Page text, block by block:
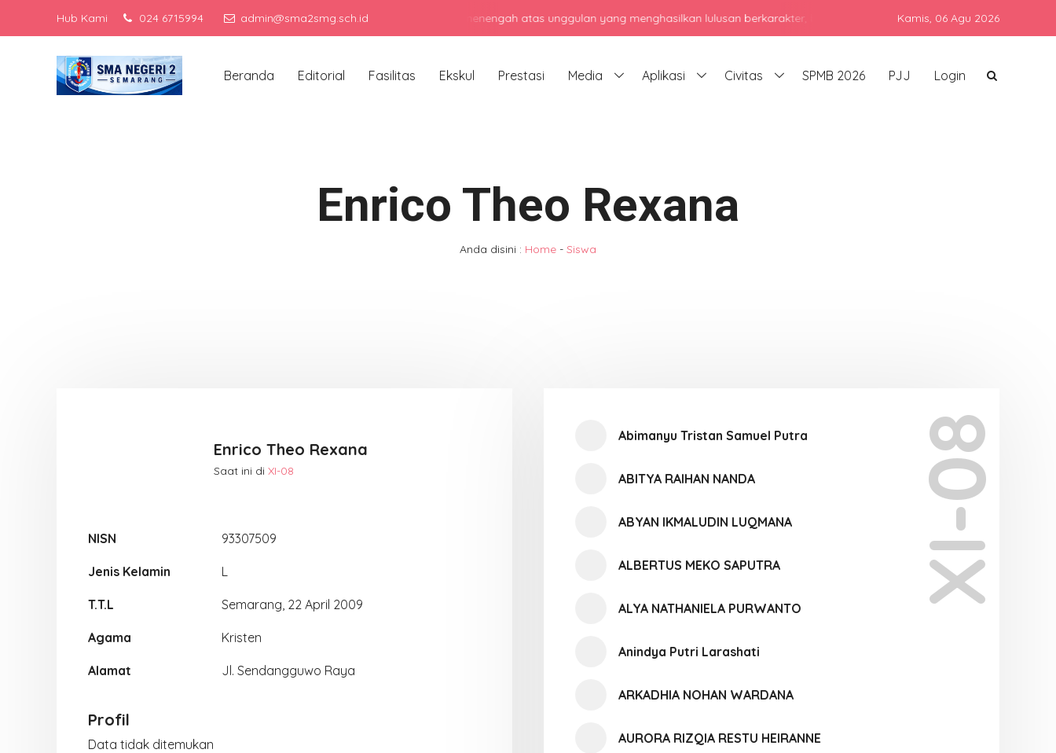
Hub Kami 024 6715994 admin@sma2smg.sch.idMenjadi sekolah menengah atas unggulan yang menghasilkan lulusan berkarakter, berprestasi, dan siap bersaing di era global
Kamis, 06 Agu 2026
Beranda Editorial Fasilitas Ekskul Prestasi Media Aplikasi Civitas SPMB 2026 PJJ Login
Enrico Theo Rexana
Anda disini : Home - Siswa
Enrico Theo Rexana
Saat ini di XI-08
NISN 93307509
Jenis Kelamin L
T.T.L Semarang, 22 April 2009
Agama Kristen
Alamat Jl. Sendangguwo Raya
Profil
Data tidak ditemukan
XI-08
Abimanyu Tristan Samuel Putra
ABITYA RAIHAN NANDA
ABYAN IKMALUDIN LUQMANA
ALBERTUS MEKO SAPUTRA
ALYA NATHANIELA PURWANTO
Anindya Putri Larashati
ARKADHIA NOHAN WARDANA
AURORA RIZQIA RESTU HEIRANNE